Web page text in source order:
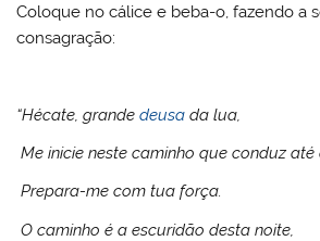
Coloque no cálice e beba-o, fazendo a
consagração:
“Hécate, grandedeusa da lua,
Me inicie neste caminho que conduz
Prepara-me com tua força.
O caminho é a escuridão desta noite,